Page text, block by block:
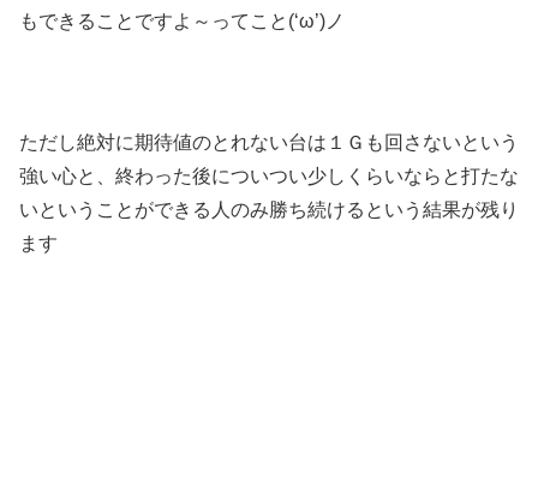
もできることですよ～ってこと(‘ω’)ノ
ただし絶対に期待値のとれない台は１Ｇも回さないという
強い心と、終わった後についつい少しくらいならと打たな
いということができる人のみ勝ち続けるという結果が残り
ます